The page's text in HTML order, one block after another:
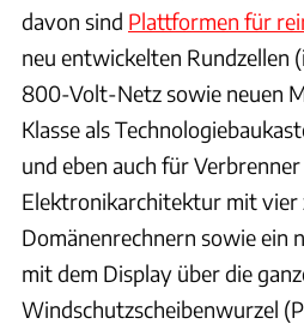
davon sind Plattformen für
neu entwickelten Rundzellen
800-Volt-Netz sowie neuen
Klasse als
und eben auch für
Elektronikarchitektur mit vier
Domänenrechnern sowie ein
mit dem Display über die
Windschutzscheibenwurzel